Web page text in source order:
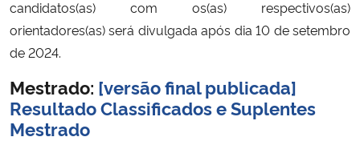
Secretaria de Governo
Advocacia-Geral da União
candidatos(as) com os(as) respectivos(as)
orientadores(as) será divulgada após dia 10 de setembro
de 2024.
Mestrado: [versão final publicada]
Resultado Classificados e Suplentes
Mestrado